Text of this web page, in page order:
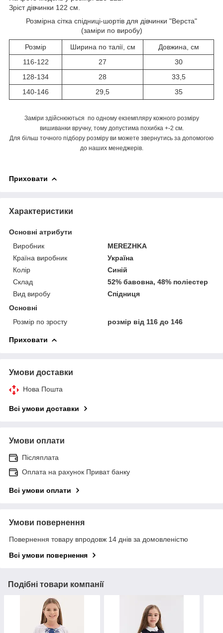
Зріст дівчинки 122 см.
Розмірна сітка спідниці-шортів для дівчинки "Верста"
(заміри по виробу)
Розмір Ширина по талії, см
Довжина, см
116-122
27
30
128-134
28
33,5
140-146
29,5 35
Заміри здійснюються по одному екземпляру кожного розміру
вишиванки вручну, тому допустима похибка +-2 см.
Для більш точного підбору розміру ви можете звернутись за допомогою
до наших менеджерів.
Приховати
Характеристики
Основні атрибути
Виробник
MEREZHKA
Країна виробник
Україна
Колір
Синій
Склад
52% бавовна, 48% поліестер
Вид виробу
Спідниця
Основні
Розмір по зросту
розмір від 116 до 146
Приховати
Умови доставки
Нова Пошта
Всі умови доставки
Умови оплати
Післяплата
Оплата на рахунок Приват банку
Всі умови оплати
Умови повернення
Повернення товару впродовж 14 днів за домовленістю
Всі умови повернення
Подібні товари компанії